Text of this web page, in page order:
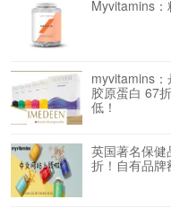
Myvitamins：
myvitamins
胶原蛋白 67
低！
英国著名保
折！自有品牌